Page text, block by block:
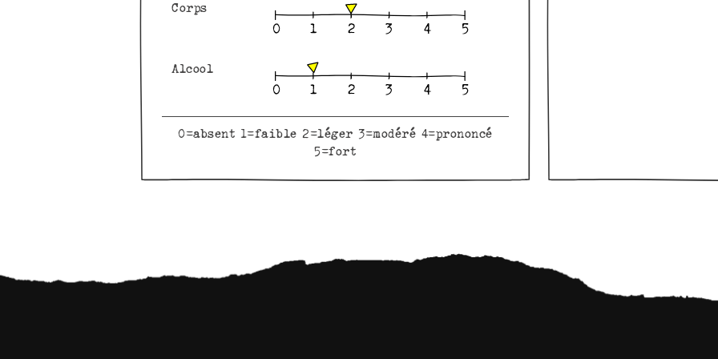
Corps
Alcool
0=absent 1=faible 2=léger 3=modéré 4=prononcé
5=fort